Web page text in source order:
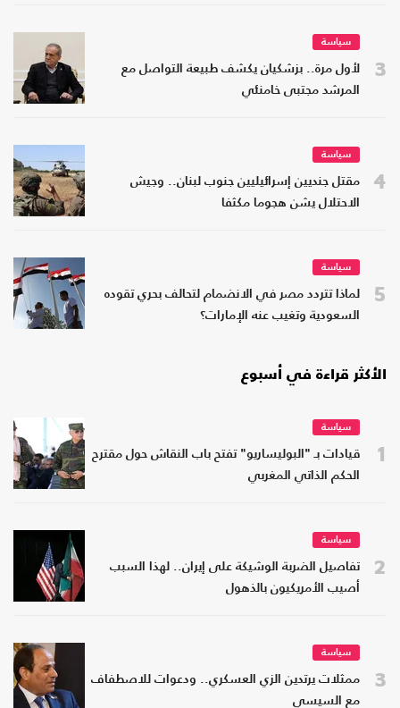
3
سياسة
لأول مرة.. بزشكيان يكشف طبيعة التواصل مع
المرشد مجتبى خامنئي
4
سياسة
مقتل جنديين إسرائيليين جنوب لبنان.. وجيش
الاحتلال يشن هجوما مكثفا
5
سياسة
لماذا تتردد مصر في الانضمام لتحالف بحري تقوده
السعودية وتغيب عنه الإمارات؟
الأكثر قراءة في أسبوع
1
سياسة
قيادات بـ "البوليساريو" تفتح باب النقاش حول مقترح
الحكم الذاتي المغربي
2
سياسة
تفاصيل الضربة الوشيكة على إيران.. لهذا السبب
أصيب الأمريكيون بالذهول
3
سياسة
ممثلات يرتدين الزي العسكري.. ودعوات للاصطفاف
مع السيسي